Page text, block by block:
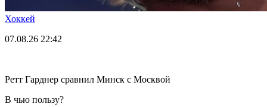
Хоккей
07.08.26 22:42
Ретт Гарднер сравнил Минск с Москвой
В чью пользу?